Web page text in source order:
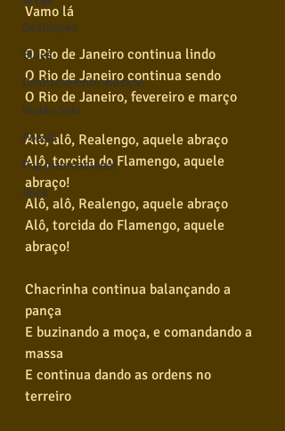
Destaques
Blues
Conhecimento musical
Violão Solo
Poesia
Pop Internacional
Rock
Vamo lá
O Rio de Janeiro continua lindo
O Rio de Janeiro continua sendo
O Rio de Janeiro, fevereiro e março
Alô, alô, Realengo, aquele abraço
Alô, torcida do Flamengo, aquele
abraço!
Alô, alô, Realengo, aquele abraço
Alô, torcida do Flamengo, aquele
abraço!
Chacrinha continua balançando a
pança
E buzinando a moça, e comandando a
massa
E continua dando as ordens no
terreiro